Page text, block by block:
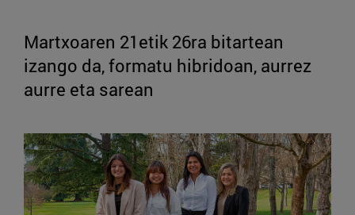
Martxoaren 21etik 26ra bitartean
izango da, formatu hibridoan, aurrez
aurre eta sarean